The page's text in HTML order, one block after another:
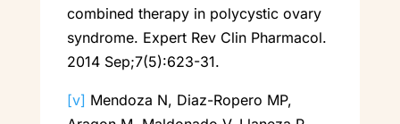
combined therapy in polycystic ovary
syndrome. Expert Rev Clin Pharmacol.
2014 Sep;7(5):623-31.
[v] Mendoza N, Diaz-Ropero MP,